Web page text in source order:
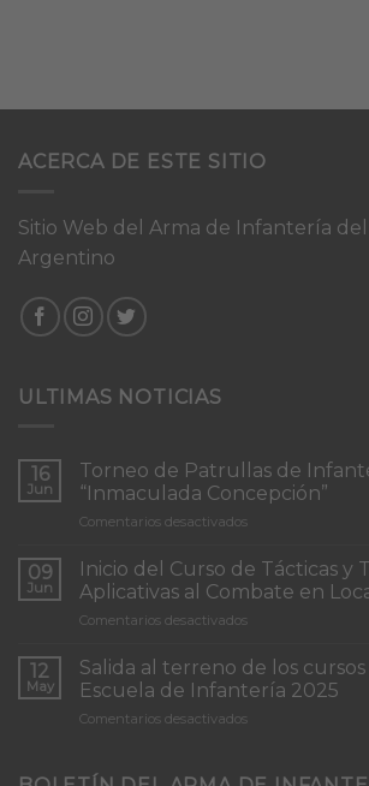
ACERCA DE ESTE SITIO
Sitio Web del Arma de Infantería
Argentino
ULTIMAS NOTICIAS
16
Jun
Torneo de Patrullas de
“Inmaculada Concepción”
Comentarios desactivadosen
de
Patrullas
de
Infantería
Concepción”
09
Jun
Inicio del Curso de Tácticas y
Aplicativas al Combate en
Comentarios desactivadosen
del
Curso
de
Tácticas
Aplicativas
12
May
Salida al terreno de los
Escuela de Infantería 2025
Comentarios desactivadosen
terreno